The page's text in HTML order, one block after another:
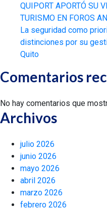
QUIPORT APORTÓ SU
TURISMO EN FOROS
La seguridad como
distinciones por su
Quito
Comentarios
No hay comentarios que
Archivos
julio 2026
junio 2026
mayo 2026
abril 2026
marzo 2026
febrero 2026